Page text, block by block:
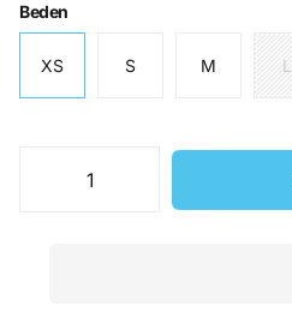
Beden
XS S M L